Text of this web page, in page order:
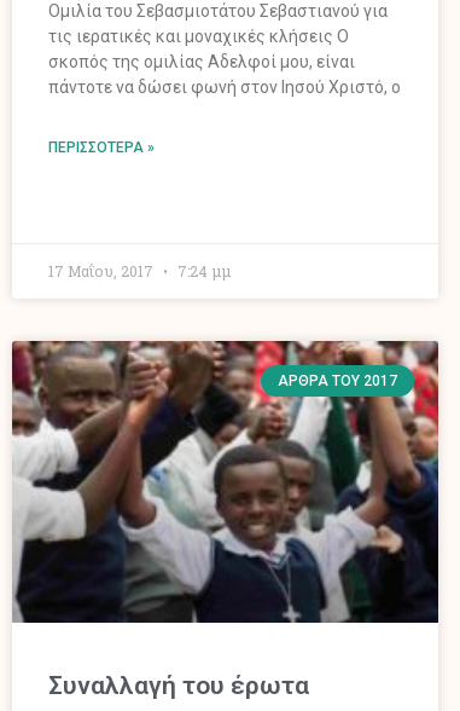
Ομιλία του Σεβασμιοτάτου Σεβαστιανού για
τις ιερατικές και μοναχικές κλήσεις Ο
σκοπός της ομιλίας Αδελφοί μου, είναι
πάντοτε να δώσει φωνή στον Ιησού Χριστό, ο
ΠΕΡΙΣΣΌΤΕΡΑ »
17 Μαΐου, 2017 7:24 μμ
ΆΡΘΡΑ ΤΟΥ 2017
Συναλλαγή του έρωτα